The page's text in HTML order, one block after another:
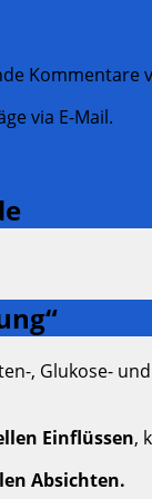
Kommentare
via E-Mail.
, Glukose-
Einflüssen,
Absichten.